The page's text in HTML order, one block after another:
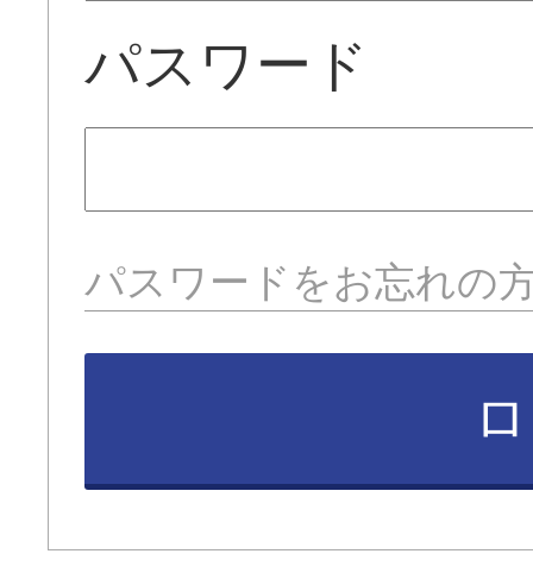
パスワード
パスワードをお忘れの